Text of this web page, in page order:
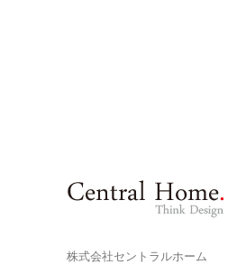
株式会社セントラルホーム